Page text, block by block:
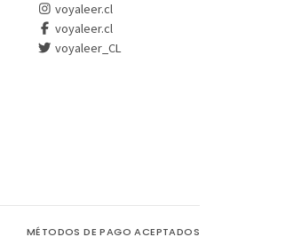
voyaleer.cl
voyaleer.cl
voyaleer_CL
MÉTODOS DE PAGO ACEPTADOS